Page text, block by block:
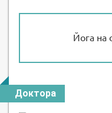
Йога на
Доктора